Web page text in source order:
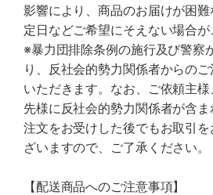
影響により、商品のお届けが困
定日などご希望にそえない場合が
※暴力団排除条例の施行及び警察
り、反社会的勢力関係者からの
いただきます。なお、ご依頼主
先様に反社会的勢力関係者が含
注文をお受けした後でもお取引
ざいますので、ご了承ください。
【配送商品へのご注意事項】